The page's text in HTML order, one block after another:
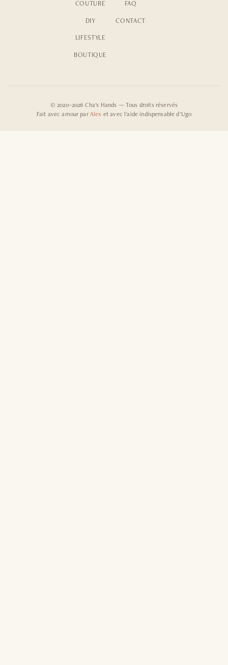
COUTURE
DIY
LIFESTYLE
BOUTIQUE
FAQ
CONTACT
© 2020–2026 Cha's Hands — Tous droits réservés
Fait avec amour par Alex et avec l'aide indispensable d'Ugo